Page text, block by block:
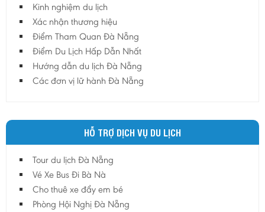
Kinh nghiệm du lịch
Xác nhận thương hiệu
Điểm Tham Quan Đà Nẵng
Điểm Du Lịch Hấp Dẫn Nhất
Hướng dẫn du lịch Đà Nẵng
Các đơn vị lữ hành Đà Nẵng
HỖ TRỢ DỊCH VỤ DU LỊCH
Tour du lịch Đà Nẵng
Vé Xe Bus Đi Bà Nà
Cho thuê xe đẩy em bé
Phòng Hội Nghị Đà Nẵng